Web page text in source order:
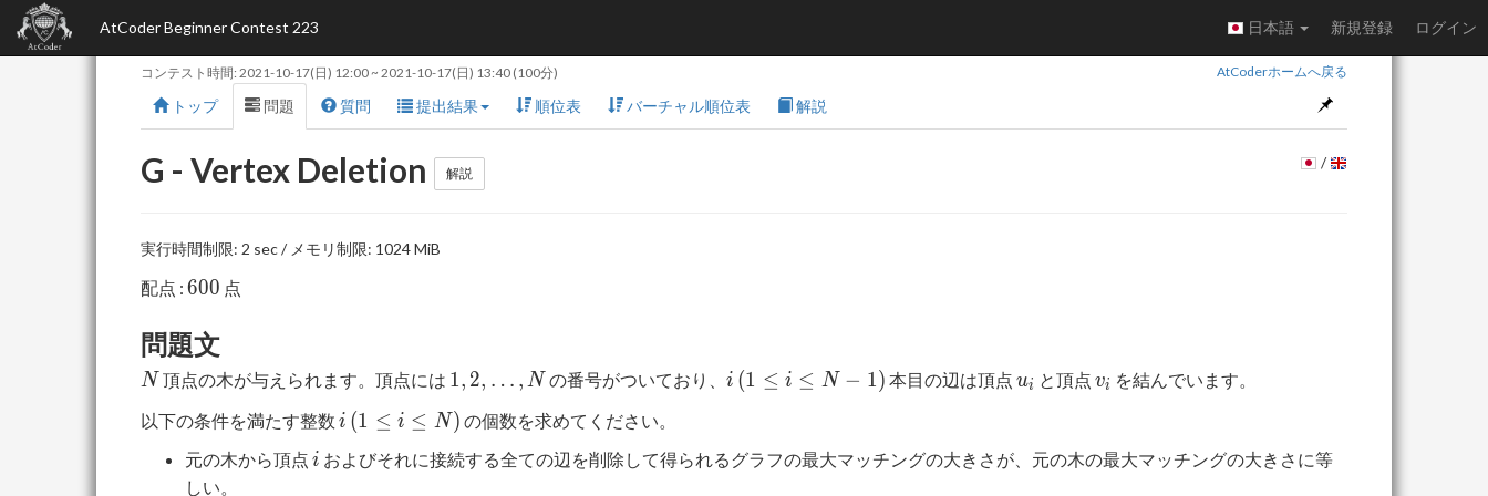
AtCoder Beginner Contest 223 日本語 新規登録 ログイン
コンテスト時間: 2021-10-17(日) 12:00~ 2021-10-17(日) 13:40 (100分) AtCoderホームへ戻る
トップ 問題 質問 提出結果 順位表 バーチャル順位表 解説
G - Vertex Deletion 解説
/
実行時間制限: 2 sec / メモリ制限: 1024 MiB
配点 : 600
600 点
問題文
N
N 頂点の木が与えられます。頂点には 1,2,\ldots
1, 2, … , N の番号がついており、i\,
i (1 ≤ i ≤ N − 1) 本目の辺は頂点 u_i
ui と頂点 v_i
vi を結んでいます。
以下の条件を満たす整数 i\,
\leq
i (1 ≤ i ≤ N) の個数を求めてください。
元の木から頂点 i
i およびそれに接続する全ての辺を削除して得られるグラフの最大マッチングの大きさが、元の木の最大マッチングの大きさに等
しい。